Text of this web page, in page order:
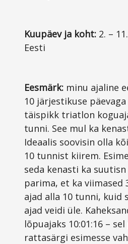
Kuupäev ja koht: 2. –
Eesti
Eesmärk: minu ajaline
10 järjestikuse päevaga
täispikk triatlon
tunni. See mul ka
Ideaalis soovisin olla
10 tunnist kiirem.
seda kenasti ka
parima, et ka viimased
ajad alla 10 tunni, kuid
ajad veidi üle.
lõpuajaks 10:01:16 –
rattasärgi esimesse